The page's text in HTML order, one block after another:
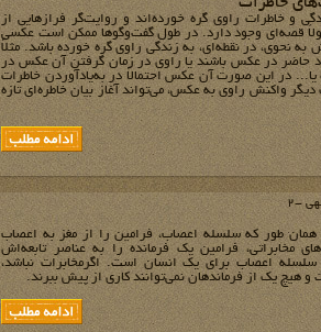
و خاطرات راوی گره خورده‌‌اند و روایت‌‌گر فرازهایی از
قصه‌‌ای وجود دارد. در طول گفت‌وگوها ممکن است عکسی
نحوی، در نقطه‌‌ای، به زندگی راوی گره خورده باشد. مثلاً
حاضر در عکس باشند یا راوی در زمان گرفتن آن عکس در
در این صورت آن عکس احتمالاً در به‌‌یادآوردن خاطرات
واکنش راوی به عکس، می‌‌تواند آغاز بیان خاطره‌‌ای تازه
-2
طور که سلسله ‌اعصاب، فرامین را از مغز به اعصاب
مخابراتی، فرامین یک فرمانده را به عناصر تابعه‌اش
اعصاب برای یک انسان است. اگرمخابرات نباشد،
و هیچ یک از فرماندهان نمی‌توانند کاری از پیش ببرند.